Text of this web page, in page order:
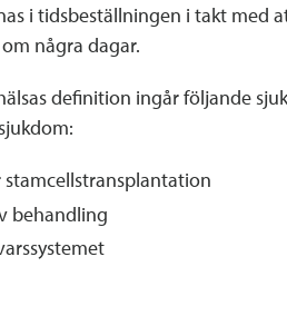
i tidsbeställningen i takt
några dagar.
definition ingår följande
behandling